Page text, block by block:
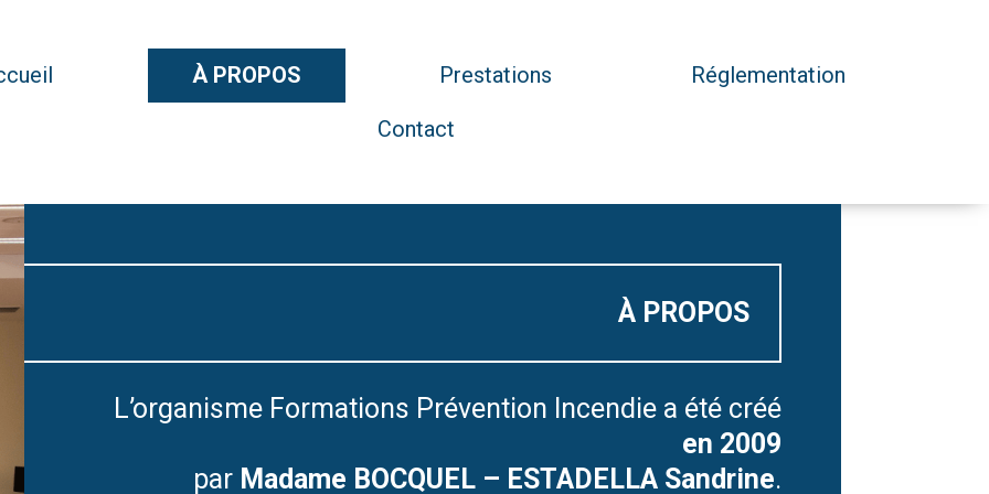
À PROPOS Prestations Réglementation
Contact
À PROPOS
L’organisme Formations Prévention Incendie a été créé
en 2009
par Madame BOCQUEL – ESTADELLA Sandrine.